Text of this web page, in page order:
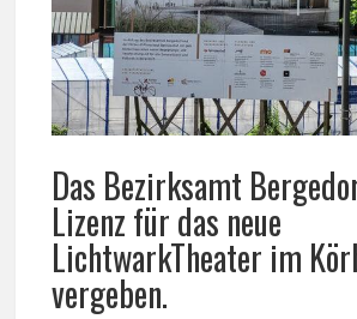
Das Bezirksamt
Lizenz für das neue
LichtwarkTheater im
vergeben.